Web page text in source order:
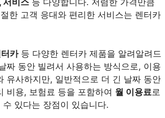
서비스 등 다양합니다. 저렴한 가격만큼
한 고객 응대와 편리한 서비스는 렌터카
카등 다양한 렌터카 제품을 알려알려드
짜 동안 빌려서 사용하는 방식으로, 이용
유사하지만, 일반적으로 더 긴 날짜 동안
비용, 보험료 등을 포함하여 월 이용료 로
있다는 장점이 있습니다.